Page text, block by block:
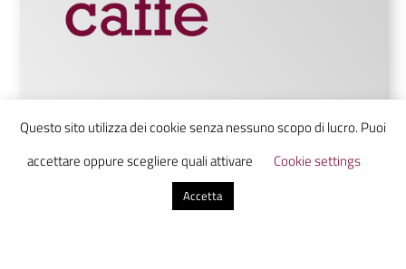
Ammazzacaffè è un laboratorio di
comunicazione digitale che unisce studenti
da tutta Italia in uno luogo virtuale dove
scoprire, discutere e condividere
Questo sito utilizza dei cookie senza nessuno scopo di lucro. Puoi
accettare oppure scegliere quali attivare
Cookie settings
Accetta